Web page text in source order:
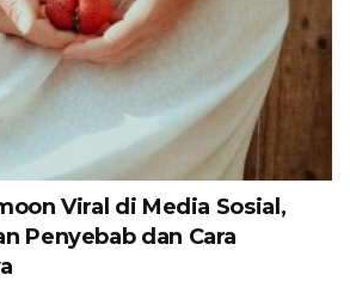
Viral di Media Sosial,
Penyebab dan Cara